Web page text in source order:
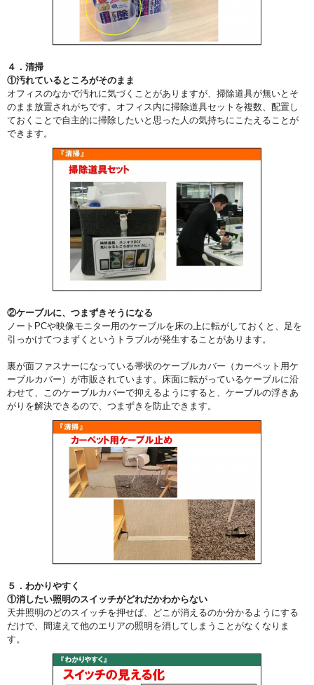
４．清掃
①汚れているところがそのまま
オフィスのなかで汚れに気づくことがありますが、掃除道具が無いとそ
のまま放置されがちです。オフィス内に掃除道具セットを複数、配置し
ておくことで自主的に掃除したいと思った人の気持ちにこたえることが
できます。
②ケーブルに、つまずきそうになる
ノートPCや映像モニター用のケーブルを床の上に転がしておくと、足を
引っかけてつまずくというトラブルが発生することがあります。
裏が面ファスナーになっている帯状のケーブルカバー（カーペット用ケ
ーブルカバー）が市販されています。床面に転がっているケーブルに沿
わせて、このケーブルカバーで抑えるようにすると、ケーブルの浮きあ
がりを解決できるので、つまずきを防止できます。
５．わかりやすく
①消したい照明のスイッチがどれだかわからない
天井照明のどのスイッチを押せば、どこが消えるのか分かるようにする
だけで、間違えて他のエリアの照明を消してしまうことがなくなりま
す。